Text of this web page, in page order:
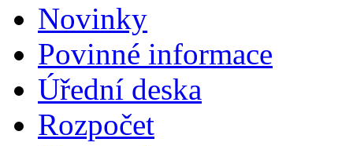
Novinky
Povinné informace
Úřední deska
Rozpočet